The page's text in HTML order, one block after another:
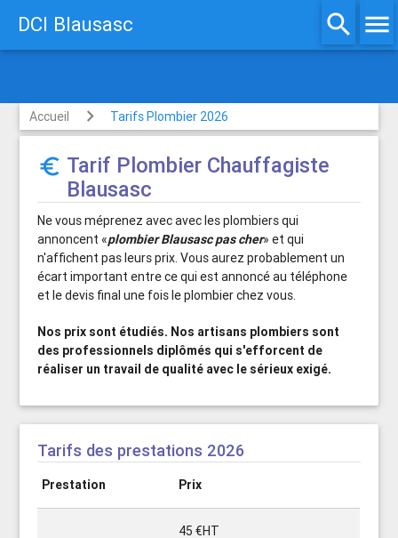
DCI Blausasc search menu
Accueil Tarifs Plombier 2026
euro_symbol Tarif Plombier Chauffagiste
Blausasc
Ne vous méprenez avec avec les plombiers qui
annoncent «plombier Blausasc pas cher» et qui
n'affichent pas leurs prix. Vous aurez probablement un
écart important entre ce qui est annoncé au téléphone
et le devis final une fois le plombier chez vous.
Nos prix sont étudiés. Nos artisans plombiers sont
des professionnels diplômés qui s'efforcent de
réaliser un travail de qualité avec le sérieux exigé.
Tarifs des prestations 2026
Prestation Prix
45 €HT